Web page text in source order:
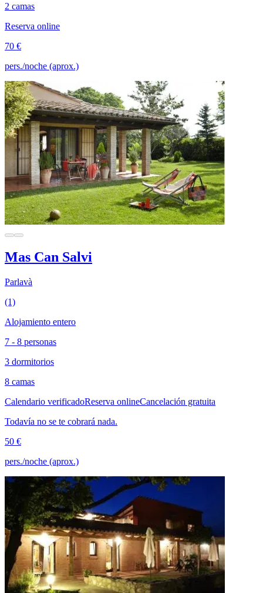
2 camas
Reserva online
70 €
pers./noche (aprox.)
Mas Can Salvi
Parlavà
(1)
Alojamiento entero
7 - 8 personas
3 dormitorios
8 camas
Calendario verificadoReserva onlineCancelación gratuita
Todavía no se te cobrará nada.
50 €
pers./noche (aprox.)